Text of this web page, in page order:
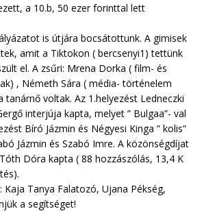
a 10.b, 50 ezer forinttal lett
is útjára bocsátottunk. A gimisek
amit a Tiktokon ( bercsenyi1) tettünk
el. A zsűri: Mrena Dorka ( film- és
, Németh Sára ( média- történelem
tanárnő voltak. Az 1.helyezést Ledneczki
interjúja kapta, melyet ” Bulgaa”- val
Bíró Jázmin és Négyesi Kinga ” kolis”
Jázmin és Szabó Imre. A közönségdíjat
Dóra kapta ( 88 hozzászólás, 13,4 K
Tanya Falatozó, Ujana Pékség,
a segítséget!